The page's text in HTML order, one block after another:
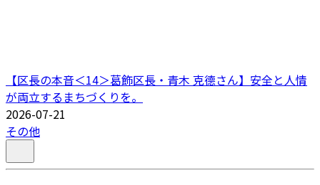
【区長の本音＜14＞葛飾区長・青木 克德さん】安全と人情
が両立するまちづくりを。
2026-07-21
その他